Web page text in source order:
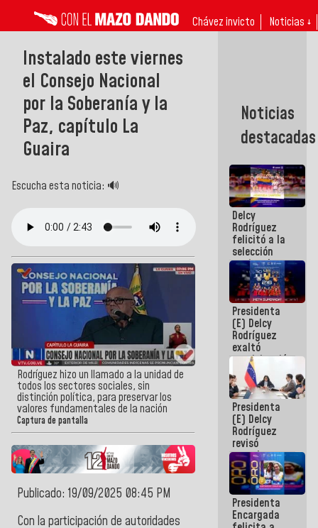
Chávez invicto Noticias ↓
Instalado este viernes
el Consejo Nacional
por la Soberanía y la
Paz, capítulo La
Guaira
Escucha esta noticia: 🔊
Rodríguez hizo un llamado a la unidad de
todos los sectores sociales, sin
distinción política, para preservar los
valores fundamentales de la nación
Captura de pantalla
Publicado: 19/09/2025 08:45 PM
Con la participación de autoridades
Noticias
destacadas
Delcy
Rodríguez
felicitó a la
selección
nacional
masculina
de voleibol
campeona
de la Copa
Panamericana
Sub-17
Presidenta
(E) Delcy
Rodríguez
exaltó
participación
de
Venezuela
en Juegos
Centroamericanos
y del Caribe
2026
Presidenta
(E) Delcy
Rodríguez
revisó
agenda
económica y
ejecución de
fondos de
emergencia
post-sismos
Presidenta
Encargada